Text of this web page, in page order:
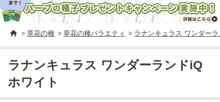
> 草花の種 > 草花の種バラエティ > ラナンキュラス ワンダー
ラナンキュラス ワンダーランドiQ
ホワイト